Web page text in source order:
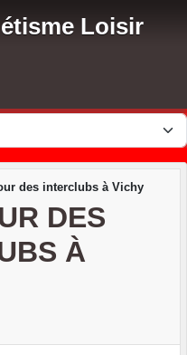
Loisir
des interclubs à Vichy
DES
À